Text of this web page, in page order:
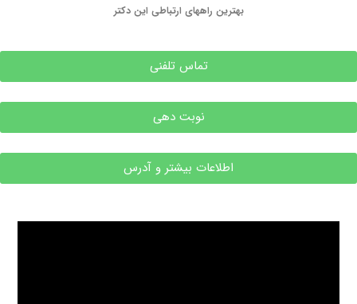
بهترین راههای ارتباطی این دکتر
تماس تلفنی
نوبت دهی
اطلاعات بیشتر و آدرس